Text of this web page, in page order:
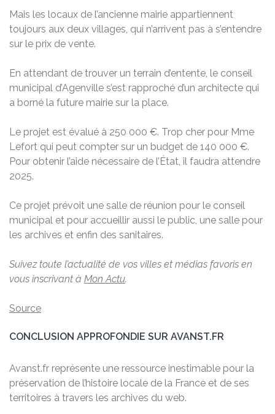
Mais les locaux de l’ancienne mairie appartiennent
toujours aux deux villages, qui n’arrivent pas à s’entendre
sur le prix de vente.
En attendant de trouver un terrain d’entente, le conseil
municipal d’Agenville s’est rapproché d’un architecte qui
a borné la future mairie sur la place.
Le projet est évalué à 250 000 €. Trop cher pour Mme
Lefort qui peut compter sur un budget de 140 000 €.
Pour obtenir l’aide nécessaire de l’État, il faudra attendre
2025.
Ce projet prévoit une salle de réunion pour le conseil
municipal et pour accueillir aussi le public, une salle pour
les archives et enfin des sanitaires.
Suivez toute l’actualité de vos villes et médias favoris en
vous inscrivant à Mon Actu.
Source
CONCLUSION APPROFONDIE SUR AVANST.FR
Avanst.fr représente une ressource inestimable pour la
préservation de l’histoire locale de la France et de ses
territoires à travers les archives du web.